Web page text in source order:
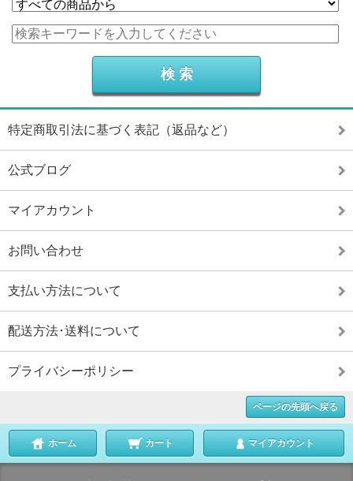
特定商取引法に基づく表記（返品など）
公式ブログ
マイアカウント
お問い合わせ
支払い方法について
配送方法･送料について
プライバシーポリシー
ページの先頭へ戻る
ホーム カート マイアカウント